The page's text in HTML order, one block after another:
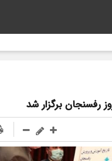
رفسنجان برگزار شد